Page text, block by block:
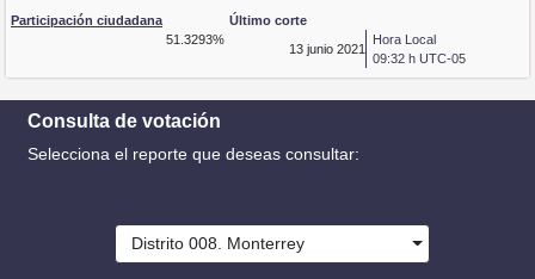
Participación ciudadana
51.3293%
Último corte
13 junio 2021
Hora Local
09:32 h UTC-05
Consulta de votación
Selecciona el reporte que deseas consultar:
Distrito 008. Monterrey